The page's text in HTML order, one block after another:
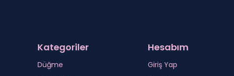
Kategoriler
Düğme
Hesabım
Giriş Yap